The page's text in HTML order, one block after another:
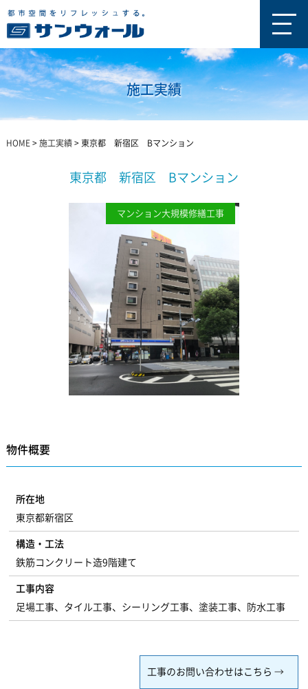
施工実績
HOME> 施工実績> 東京都 新宿区 Bマンション
東京都 新宿区 Bマンション
マンション大規模修繕工事
物件概要
所在地
東京都新宿区
構造・工法
鉄筋コンクリート造9階建て
工事内容
足場工事、タイル工事、シーリング工事、塗装工事、防水工事
工事のお問い合わせはこちら